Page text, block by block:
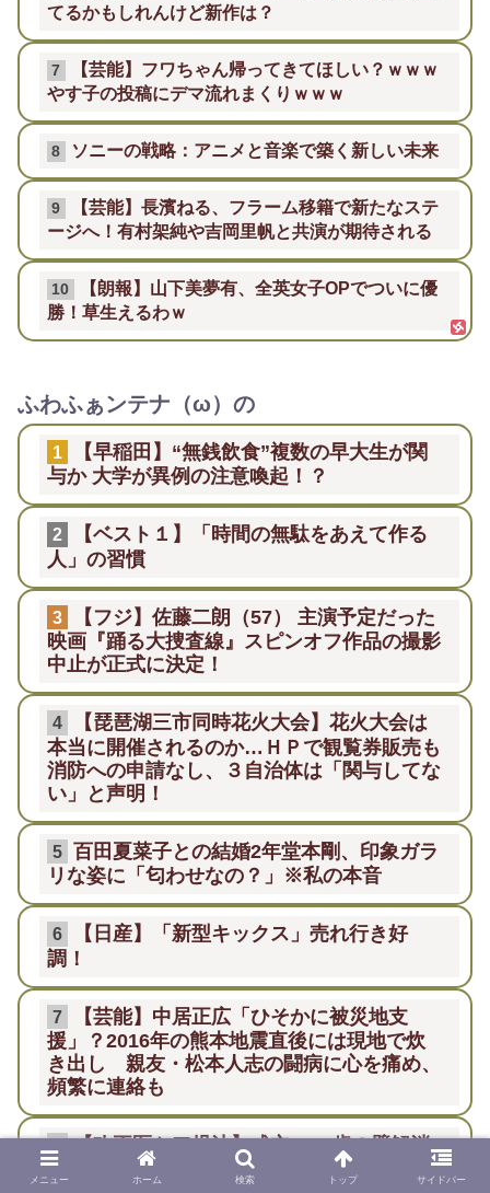
てるかもしれんけど新作は？
7
【芸能】フワちゃん帰ってきてほしい？ｗｗｗ
やす子の投稿にデマ流れまくりｗｗｗ
8 ソニーの戦略：アニメと音楽で築く新しい未来
9
【芸能】長濱ねる、フラーム移籍で新たなステ
ージへ！有村架純や吉岡里帆と共演が期待される
10
【朗報】山下美夢有、全英女子OPでついに優
勝！草生えるわｗ
ふわふぁンテナ（ω）の
1
【早稲田】“無銭飲食”複数の早大生が関
与か 大学が異例の注意喚起！？
2
【ベスト１】「時間の無駄をあえて作る
人」の習慣
3
【フジ】佐藤二朗（57） 主演予定だった
映画『踊る大捜査線』スピンオフ作品の撮影
中止が正式に決定！
4
【琵琶湖三市同時花火大会】花火大会は
本当に開催されるのか…ＨＰで観覧券販売も
消防への申請なし、３自治体は「関与してな
い」と声明！
5 百田夏菜子との結婚2年堂本剛、印象ガラ
リな姿に「匂わせなの？」※私の本音
6
【日産】「新型キックス」売れ行き好
調！
7
【芸能】中居正広「ひそかに被災地支
援」？2016年の熊本地震直後には現地で炊
き出し 親友・松本人志の闘病に心を痛め、
頻繁に連絡も
8 【改正医ケア児法】成立 18歳の壁解消
へ支援拡充
メニュー ホーム 検索 トップ サイドバー